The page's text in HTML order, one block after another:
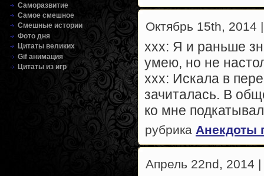
Октябрь 15th, 2014 |
xxx: Я и раньше
умею, но не
xxx: Искала в
зачиталась. В
ко мне
рубрика Анекдоты
Апрель 22nd, 2014 |
Саморазвитие
Самое смешное
Смешные истории
Фото дня
Цитаты великих
Gif анимация
Цитаты из игр